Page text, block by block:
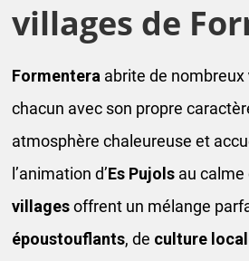
villages de
Formentera abrite de nombreux
chacun avec son propre
atmosphère chaleureuse et
l’animation d’Es Pujolsau calme
villagesoffrent un mélange
époustouflants, de culture